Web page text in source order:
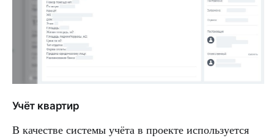
Учёт квартир
В качестве системы учёта в проекте используется